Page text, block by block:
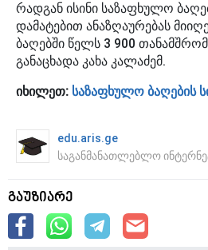
რადგან ისინი საზაფხულო
დამატებით ანაზღაურებას
ბაღებში წელს 3 900
განაცხადა კახა კალაძემ.
იხილეთ: საზაფხულო ბაღების
edu.aris.ge
საგანმანათლებლო
გაუზიარე